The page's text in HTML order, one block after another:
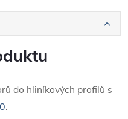
do hliníkových profilů s
.